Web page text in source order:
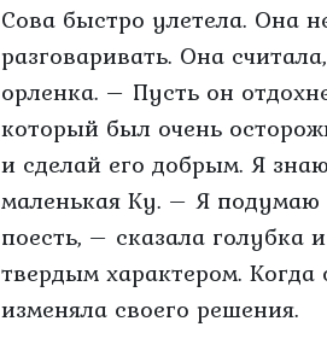
Сова быстро улетела. Она
разговаривать. Она
орленка. – Пусть он
который был очень
и сделай его добрым. Я
маленькая Ку. – Я подумаю
поесть, – сказала голубка
твердым характером.
изменяла своего решения.